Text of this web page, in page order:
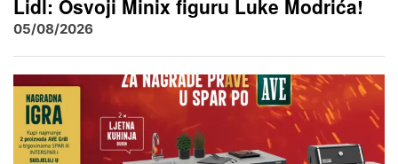
Lidl: Osvoji Minix figuru Luke Modrića!
05/08/2026